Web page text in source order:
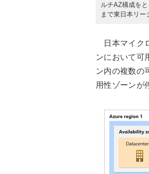
ルチAZ構成を
まで東日本リー
日本マイク
ンにおいて可
ン内の複数の
用性ゾーンが